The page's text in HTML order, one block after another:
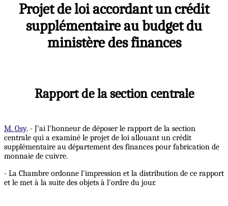
Projet de loi accordant un crédit
supplémentaire au budget du
ministère des finances
Rapport de la section centrale
M. Osy. - J'ai l'honneur de déposer le rapport de la section
centrale qui a examiné le projet de loi allouant un crédit
supplémentaire au département des finances pour fabrication de
monnaie de cuivre.
- La Chambre ordonne l'impression et la distribution de ce rapport
et le met à la suite des objets à l'ordre du jour.